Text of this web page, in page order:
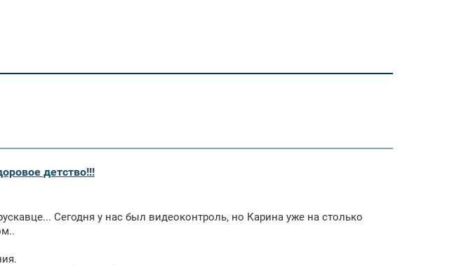
детство!!!
Сегодня у нас был видеоконтроль, но Карина уже на столько